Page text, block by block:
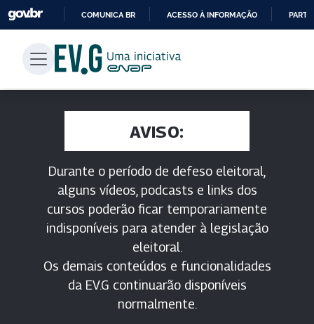
PARA
CONTEÚDO
COMUNICA BR ACESSO À INFORMAÇÃO
AVISO:
Durante o período de defeso eleitoral,
alguns vídeos, podcasts e links dos
cursos poderão ficar temporariamente
indisponíveis para atender à legislação
eleitoral.
Os demais conteúdos e funcionalidades
da EV.G continuarão disponíveis
normalmente.